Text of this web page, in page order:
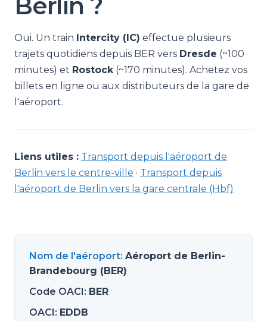
Oui. Un train Intercity (IC) effectue plusieurs
trajets quotidiens depuis BER vers Dresde (~100
minutes) et Rostock(~170 minutes). Achetez vos
billets en ligne ou aux distributeurs de la gare de
l'aéroport.
Liens utiles : Transport depuis l'aéroport de
Berlin vers le centre-ville · Transport depuis
l'aéroport de Berlin vers la gare centrale (Hbf)
Nom de l'aéroport: Aéroport de Berlin-
Brandebourg (BER)
Code OACI: BER
OACI: EDDB